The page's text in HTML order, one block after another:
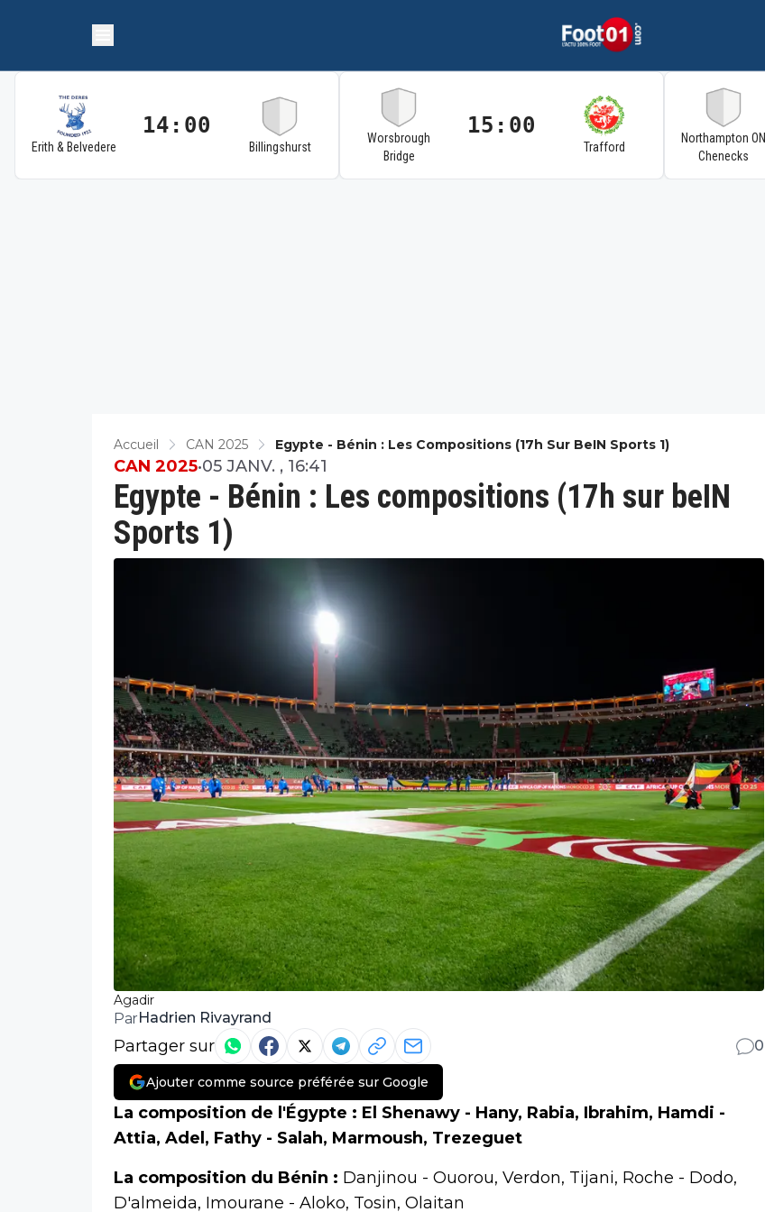
Erith & Belvedere
14:00
Billingshurst
Worsbrough
Bridge
15:00
Trafford
Northampton ON
Chenecks
Accueil CAN 2025 Egypte - Bénin : Les Compositions (17h Sur BeIN Sports 1)
Agadir
Egypte - Bénin : Les compositions (17h sur beIN
Sports 1)
CAN 2025•05 JANV. , 16:41
ParHadrien Rivayrand
Partager sur 0
Ajouter comme source préférée sur Google
La composition de l'Égypte : El Shenawy - Hany, Rabia, Ibrahim, Hamdi -
Attia, Adel, Fathy - Salah, Marmoush, Trezeguet
La composition du Bénin : Danjinou - Ouorou, Verdon, Tijani, Roche - Dodo,
D'almeida, Imourane - Aloko, Tosin, Olaitan